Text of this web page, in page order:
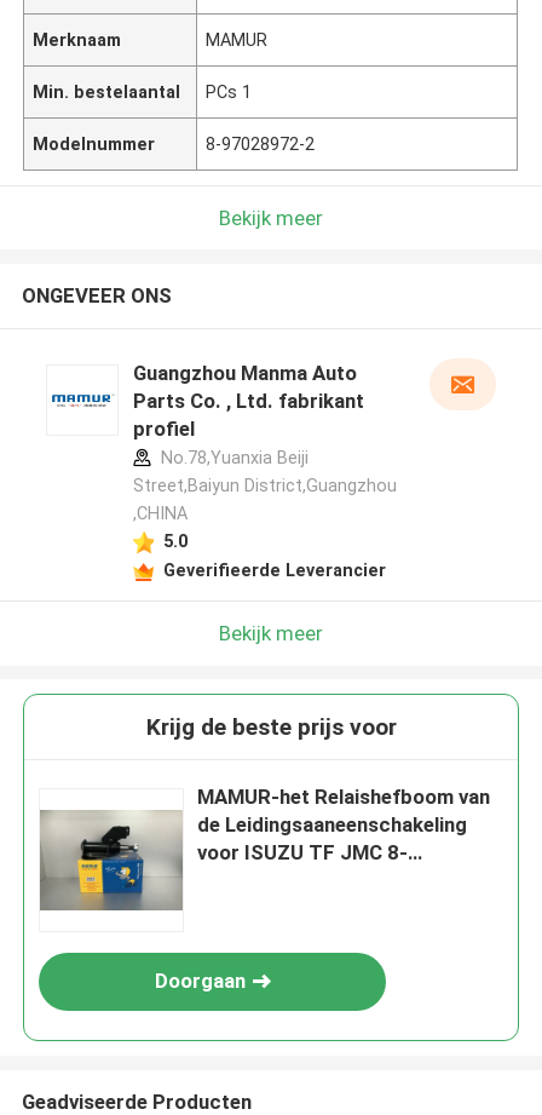
Merknaam MAMUR
Min. bestelaantal PCs 1
Modelnummer 8-97028972-2
Bekijk meer
ONGEVEER ONS
Guangzhou Manma Auto
Parts Co. , Ltd. fabrikant
profiel
No.78,Yuanxia Beiji
Street,Baiyun District,Guangzhou
,CHINA
5.0
Geverifieerde Leverancier
Bekijk meer
Krijg de beste prijs voor
MAMUR-het Relaishefboom van
de Leidingsaaneenschakeling
voor ISUZU TF JMC 8-
Doorgaan
Geadviseerde Producten